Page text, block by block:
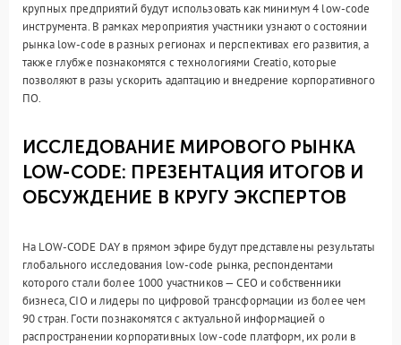
крупных предприятий будут использовать как минимум 4 low-code
инструмента. В рамках мероприятия участники узнают о состоянии
рынка low-code в разных регионах и перспективах его развития, а
также глубже познакомятся с технологиями Creatio, которые
позволяют в разы ускорить адаптацию и внедрение корпоративного
ПО.
ИССЛЕДОВАНИЕ МИРОВОГО РЫНКА
LOW-CODE: ПРЕЗЕНТАЦИЯ ИТОГОВ И
ОБСУЖДЕНИЕ В КРУГУ ЭКСПЕРТОВ
На LOW-CODE DAY в прямом эфире будут представлены результаты
глобального исследования low-code рынка, респондентами
которого стали более 1000 участников — CEO и собственники
бизнеса, CIO и лидеры по цифровой трансформации из более чем
90 стран. Гости познакомятся с актуальной информацией о
распространении корпоративных low-code платформ, их роли в